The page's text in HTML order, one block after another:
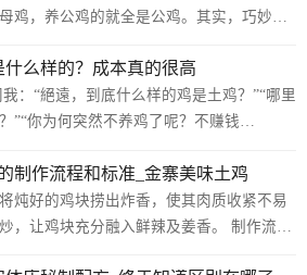
备”，若品种、场地选错，后续管理再用心
鸡，养公鸡的就全是公鸡。其实，巧妙合
母鸡比例是1比6。也就是说六只母鸡里要
太少也不行。公鸡多了浪费成本，公鸡少
不高。 但是，如果是普通的散养土鸡养殖
养殖场里从来都是清一色的母鸡，一只公
妥。不过后...
么样的？成本真的很高
：“絕遠，到底什么样的鸡是土鸡？”“哪里
”“你为何突然不养鸡了呢？不赚钱
！能教我如何养好土鸡吗？”“老师！我养
等等这些问题，我以前回答了太多遍了，
问题了，但大家还是很迷茫！今天我专...
制作流程和标准_金寨美味土鸡
炖好的鸡块捞出炸香，使其肉质收紧不易
，让鸡块充分融入鲜辣及姜香。 制作流